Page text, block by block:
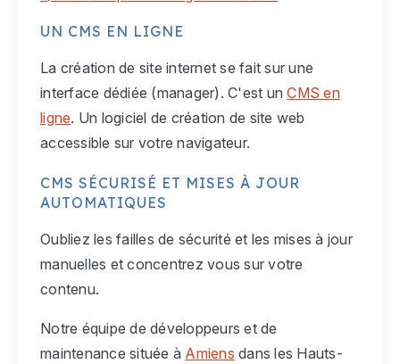
UN CMS EN LIGNE
La création de site internet se fait sur une
interface dédiée (manager). C'est unCMS en
ligne. Un logiciel de création de site web
accessible sur votre navigateur.
CMS SÉCURISÉ ET MISES À JOUR
AUTOMATIQUES
Oubliez les failles de sécurité et les mises à jour
manuelles et concentrez vous sur votre
contenu.
Notre équipe de développeurs et de
maintenance située à Amiens dans les Hauts-